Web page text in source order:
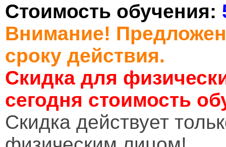
Стоимость обучения:
Внимание!
сроку действия.
Скидка для
сегодня стоимость
Cкидка действует